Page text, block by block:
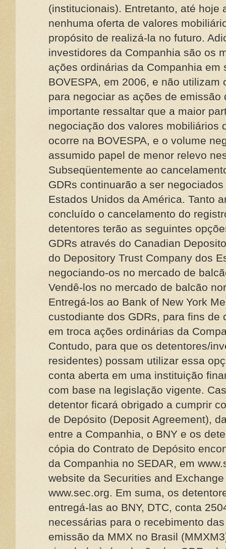
(institucionais). Entretanto, até hoje
nenhuma oferta de valores
propósito de realizá-la no futuro.
investidores da Companhia são os
ações ordinárias da Companhia
BOVESPA, em 2006, e não utilizam
para negociar as ações de emissão
importante ressaltar que a maior
negociação dos valores mobiliários
ocorre na BOVESPA, e o volume
assumido papel de menor relevo
Subseqüentemente ao
GDRs continuarão a ser
Estados Unidos da América. Tanto
concluído o cancelamento do
detentores terão as seguintes
GDRs através do Canadian
do Depository Trust Company dos
negociando-os no mercado de
Vendê-los no mercado de balcão
Entregá-los ao Bank of New York
custodiante dos GDRs, para fins de
em troca ações ordinárias da
Contudo, para que os detentores/
residentes) possam utilizar essa
conta aberta em uma instituição
com base na legislação vigente.
detentor ficará obrigado a cumprir
de Depósito (Deposit Agreement),
entre a Companhia, o BNY e os
cópia do Contrato de Depósito
da Companhia no SEDAR, em
website da Securities and
www.sec.org. Em suma, os
entregá-las ao BNY, DTC, conta
necessárias para o recebimento
emissão da MMX no Brasil